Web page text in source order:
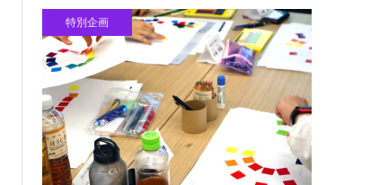
特別企画